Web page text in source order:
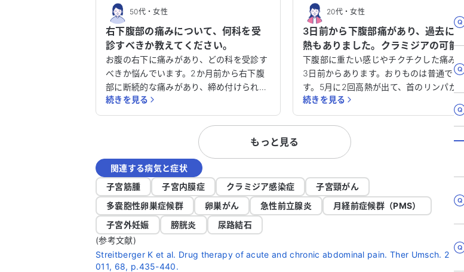
50代・女性
右下腹部の痛みについて、何科を受
診すべきか教えてください。
お腹の右下に痛みがあり、どの科を受診す
べきか悩んでいます。2か月前から右下腹
部に断続的な痛みがあり、締め付けられる
ような感覚です。痛みはへその高さから付
け根まで動くことがあります。最初は排卵
痛や生理痛かと思いましたが、関係ない時
期にも痛みが続いています。鎮痛薬
（NSAIDs）を服用すると治ることもあり
ます。 これまでに泌尿器科で尿検査を受け
ましたが、血尿や異常な菌は見つかりませ
んでした。婦人科でエコー検査、大腸内視
鏡検査も受けましたが、いずれも問題はあ
りませんでした。虫垂炎は過去に手術済み
です。持病として視神経脊髄炎があり、治
療薬を使用していますが、熱やだるさはあ
りません。 このような状況で、どの科を受
続きを見る
20代・女性
3日前から下腹部痛があり、過去に高
熱もありました。クラミジアの可能
性はありますか？
下腹部に重たい感じやチクチクした痛みが
3日前からあります。おりものは普通で
す。5月に2回高熱が出て、首のリンパが腫
れました。インフルやコロナは陰性でし
た。クラミジアの可能性はありますか？
続きを見る
もっと見る
関連する病気と症状
子宮筋腫
子宮内膜症 クラミジア感染症
子宮頸がん
多嚢胞性卵巣症候群
卵巣がん 急性前立腺炎
月経前症候群（PMS）
子宮外妊娠
膀胱炎
尿路結石
(参考文献)
Streitberger K et al. Drug therapy of acute and chronic abdominal pain. Ther Umsch. 2
011, 68, p.435-440.